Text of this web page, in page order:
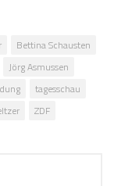
Bettina Schausten
Jörg Asmussen
tagesschau
ZDF